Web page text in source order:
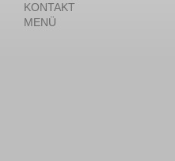
KONTAKT
MENÜ